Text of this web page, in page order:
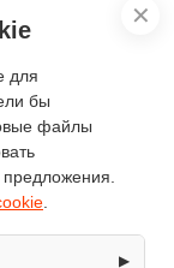
✕
для
бы
файлы
▶